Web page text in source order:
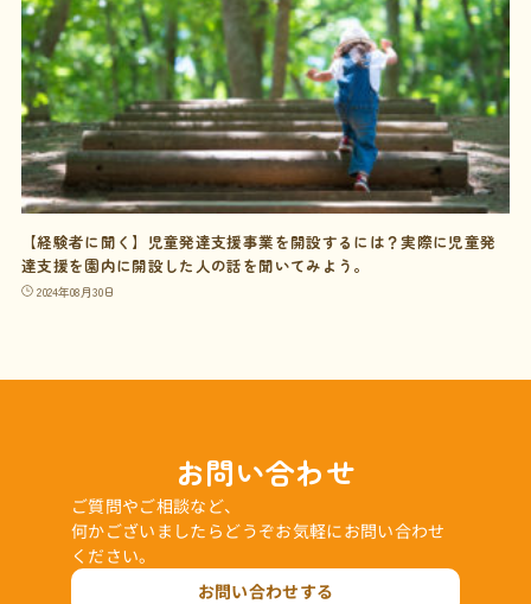
【経験者に聞く】児童発達支援事業を開設するには？実際に児童発
達支援を園内に開設した人の話を聞いてみよう。
2024年08月30日
お問い合わせ
ご質問やご相談など、
何かございましたらどうぞお気軽にお問い合わせ
ください。
お問い合わせする